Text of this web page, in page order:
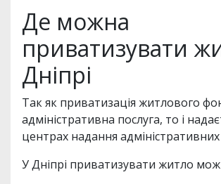
Де можна
приватизувати
Дніпрі
Так як приватизація житлового
адміністративна послуга, то і
центрах надання адміністративних
У Дніпрі приватизувати житло